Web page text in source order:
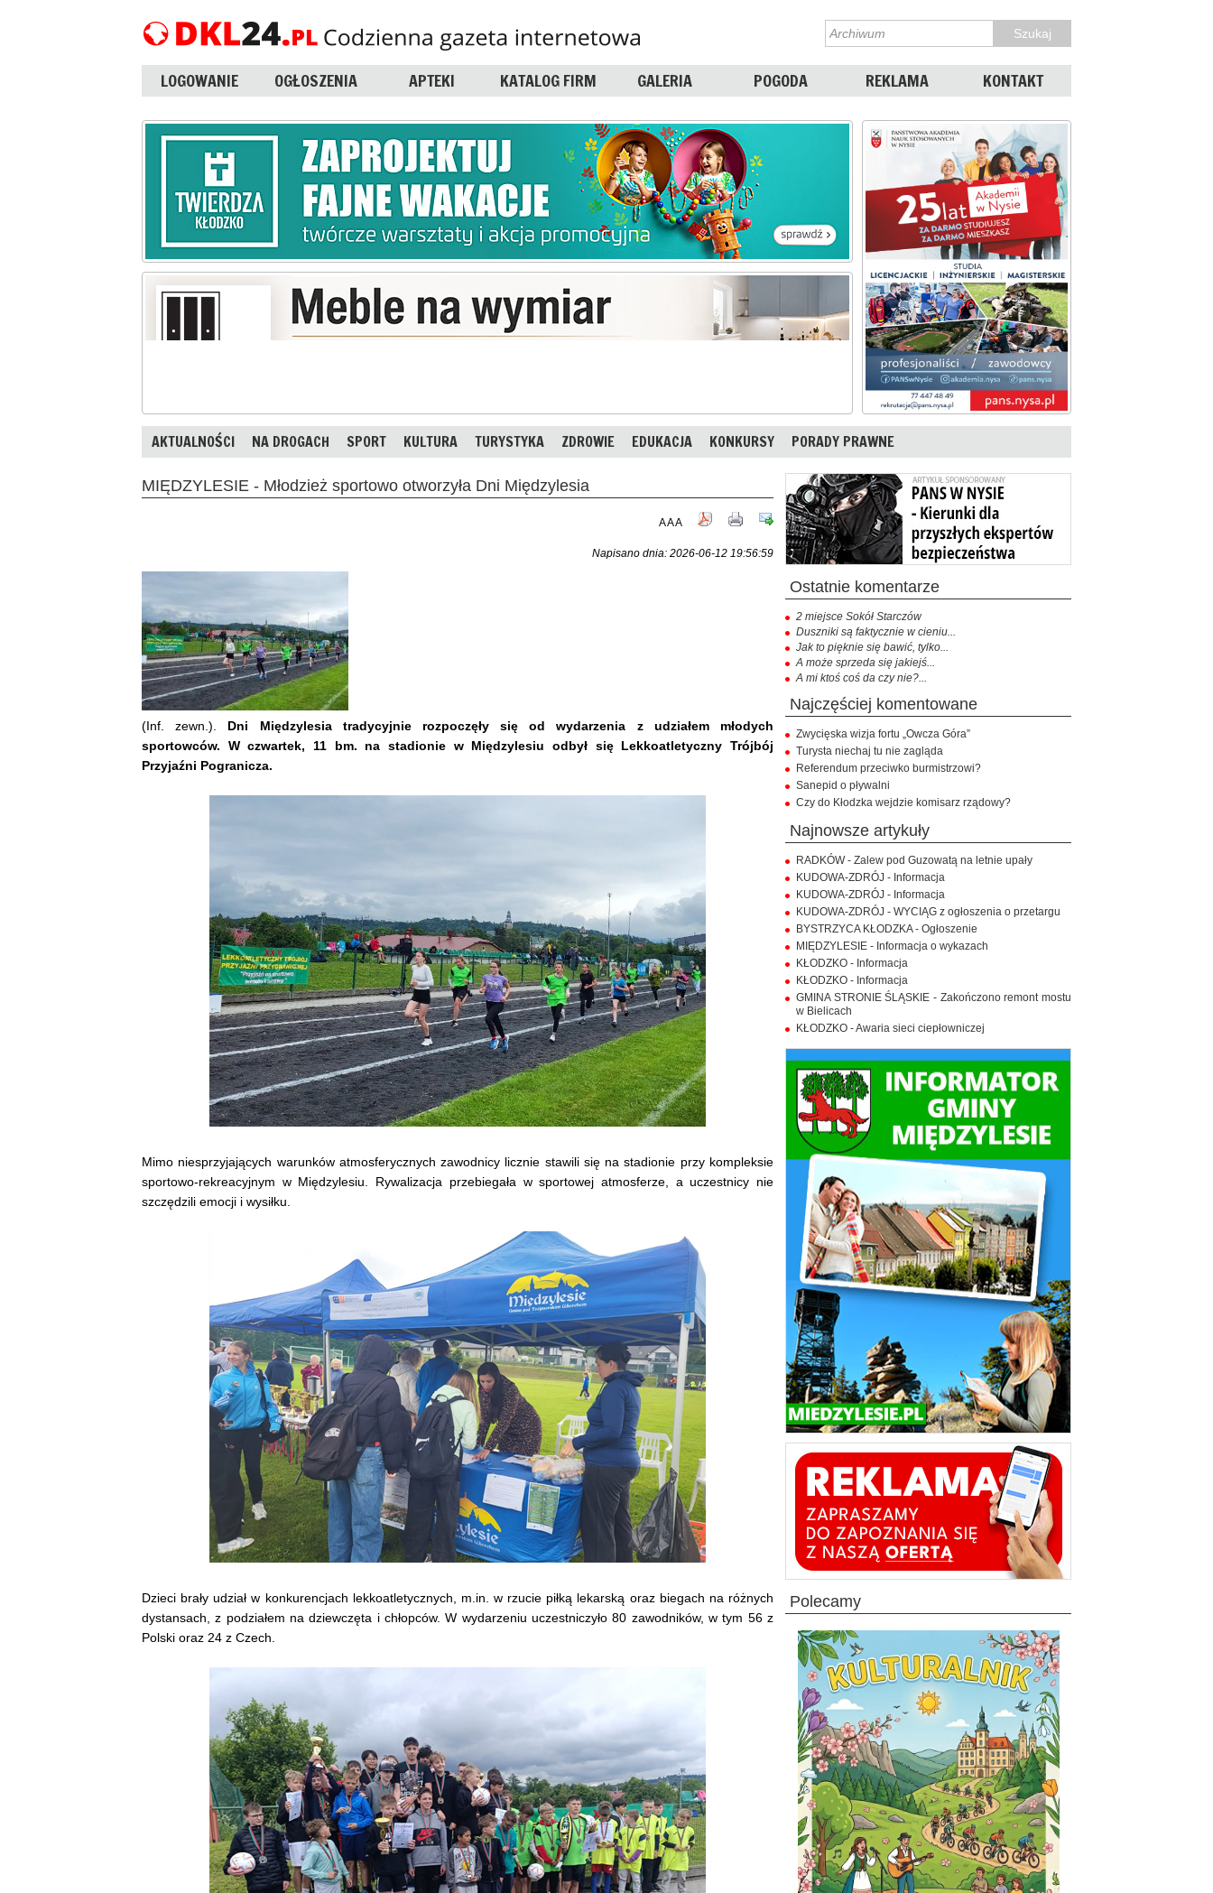
LOGOWANIE OGŁOSZENIA APTEKI KATALOG FIRM GALERIA POGODA REKLAMA KONTAKT
AKTUALNOŚCI NA DROGACH SPORT KULTURA TURYSTYKA ZDROWIE EDUKACJA KONKURSY PORADY PRAWNE
MIĘDZYLESIE - Młodzież sportowo otworzyła Dni Międzylesia
AAA
Napisano dnia: 2026-06-12 19:56:59
(Inf. zewn.).
Dni Międzylesia tradycyjnie rozpoczęły się od wydarzenia z udziałem młodych
sportowców. W czwartek, 11 bm. na stadionie w Międzylesiu odbył się Lekkoatletyczny Trójbój
Przyjaźni Pogranicza.
Mimo niesprzyjających warunków atmosferycznych zawodnicy licznie stawili się na stadionie przy kompleksie
sportowo-rekreacyjnym w Międzylesiu. Rywalizacja przebiegała w sportowej atmosferze, a uczestnicy nie
szczędzili emocji i wysiłku.
Dzieci brały udział w konkurencjach lekkoatletycznych, m.in. w rzucie piłką lekarską oraz biegach na różnych
dystansach, z podziałem na dziewczęta i chłopców. W wydarzeniu uczestniczyło 80 zawodników, w tym 56 z
Polski oraz 24 z Czech.
ostatnie komentarze
2 miejsce Sokół Starczów
Duszniki są faktycznie w cieniu...
Jak to pięknie się bawić, tylko...
A może sprzeda się jakiejś...
A mi ktoś coś da czy nie?...
najczęściej komentowane
Zwycięska wizja fortu „Owcza Góra”
Turysta niechaj tu nie zagląda
Referendum przeciwko burmistrzowi?
Sanepid o pływalni
Czy do Kłodzka wejdzie komisarz rządowy?
najnowsze artykuły
RADKÓW - Zalew pod Guzowatą na letnie upały
KUDOWA-ZDRÓJ - Informacja
KUDOWA-ZDRÓJ - Informacja
KUDOWA-ZDRÓJ - WYCIĄG z ogłoszenia o przetargu
BYSTRZYCA KŁODZKA - Ogłoszenie
MIĘDZYLESIE - Informacja o wykazach
KŁODZKO - Informacja
KŁODZKO - Informacja
GMINA STRONIE ŚLĄSKIE - Zakończono remont mostu
w Bielicach
KŁODZKO - Awaria sieci ciepłowniczej
polecamy